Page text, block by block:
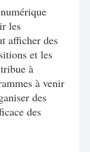
les
afficher des
et les
à
à venir
des
des